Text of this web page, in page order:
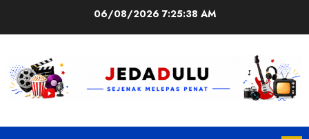
06/08/2026 7:25:39 AM